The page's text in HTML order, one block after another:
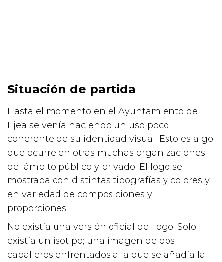
Situación de partida
Hasta el momento en el Ayuntamiento de
Ejea se venía haciendo un uso poco
coherente de su identidad visual. Esto es algo
que ocurre en otras muchas organizaciones
del ámbito público y privado. El logo se
mostraba con distintas tipografías y colores y
en variedad de composiciones y
proporciones.
No existía una versión oficial del logo. Solo
existía un isotipo; una imagen de dos
caballeros enfrentados a la que se añadía la